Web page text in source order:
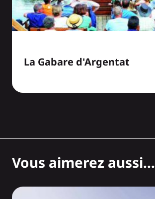
La Gabare d'Argentat
Vous aimerez aussi...